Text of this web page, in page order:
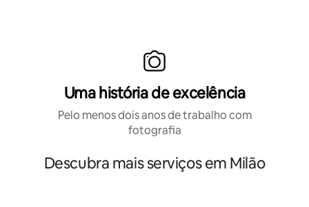
Uma história de excelência
Pelo menos dois anos de trabalho com
fotografia
Descubra mais serviços em Milão